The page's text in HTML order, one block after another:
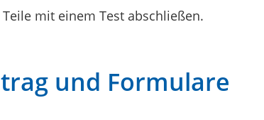
mit einem Test abschließen.
und Formulare